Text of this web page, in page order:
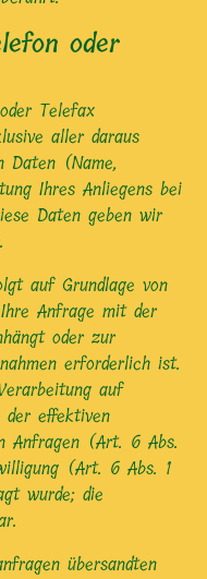
oder
Telefax
aller daraus
Daten (Name,
Ihres Anliegens bei
Daten geben wir
auf Grundlage von
Anfrage mit der
oder zur
erforderlich ist.
auf
effektiven
Anfragen (Art. 6 Abs.
(Art. 6 Abs. 1
wurde; die
übersandten